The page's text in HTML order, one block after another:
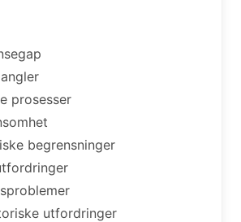
prosesser
begrensninger
utfordringer